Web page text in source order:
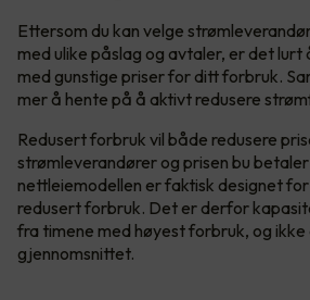
Ettersom du kan velge
med ulike påslag og avtaler, er det lurt
med gunstige priser for ditt forbruk.
mer å hente på å aktivt redusere
Redusert forbruk vil både redusere
strømleverandører og prisen bu
nettleiemodellen er faktisk designet
redusert forbruk. Det er derfor
fra timene med høyest forbruk, og
gjennomsnittet.